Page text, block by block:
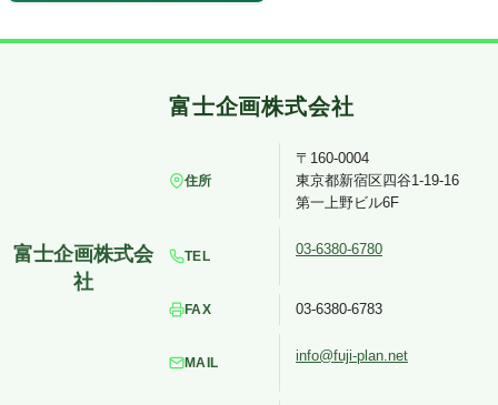
住所
〒160-0004
東京都新宿区四谷1-19-16
第一上野ビル6F
TEL 03-6380-6780
FAX 03-6380-6783
MAIL info@fuji-plan.net